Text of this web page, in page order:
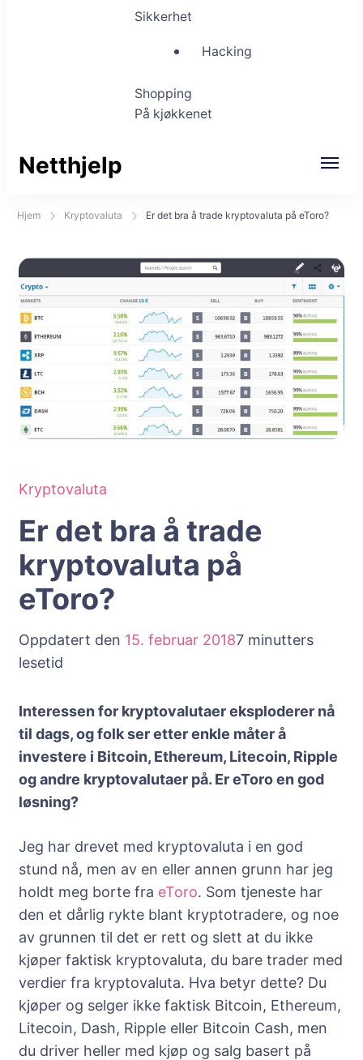
Sikkerhet
Hacking
Shopping
På kjøkkenet
Netthjelp
Hjem Kryptovaluta Er det bra å trade kryptovaluta på eToro?
Kryptovaluta
Er det bra å trade
kryptovaluta på
eToro?
Oppdatert den 15. februar 20187 minutters
lesetid
Interessen for kryptovalutaer eksploderer nå
til dags, og folk ser etter enkle måter å
investere i Bitcoin, Ethereum, Litecoin, Ripple
og andre kryptovalutaer på. Er eToro en god
løsning?
Jeg har drevet med kryptovaluta i en god
stund nå, men av en eller annen grunn har jeg
holdt meg borte fra eToro. Som tjeneste har
den et dårlig rykte blant kryptotradere, og noe
av grunnen til det er rett og slett at du ikke
kjøper faktisk kryptovaluta, du bare trader med
verdier fra kryptovaluta. Hva betyr dette? Du
kjøper og selger ikke faktisk Bitcoin, Ethereum,
Litecoin, Dash, Ripple eller Bitcoin Cash, men
du driver heller med kjøp og salg basert på